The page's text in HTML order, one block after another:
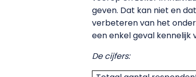
geven. Dat kan niet en
verbeteren van het
een enkel geval kennelijk
De cijfers: